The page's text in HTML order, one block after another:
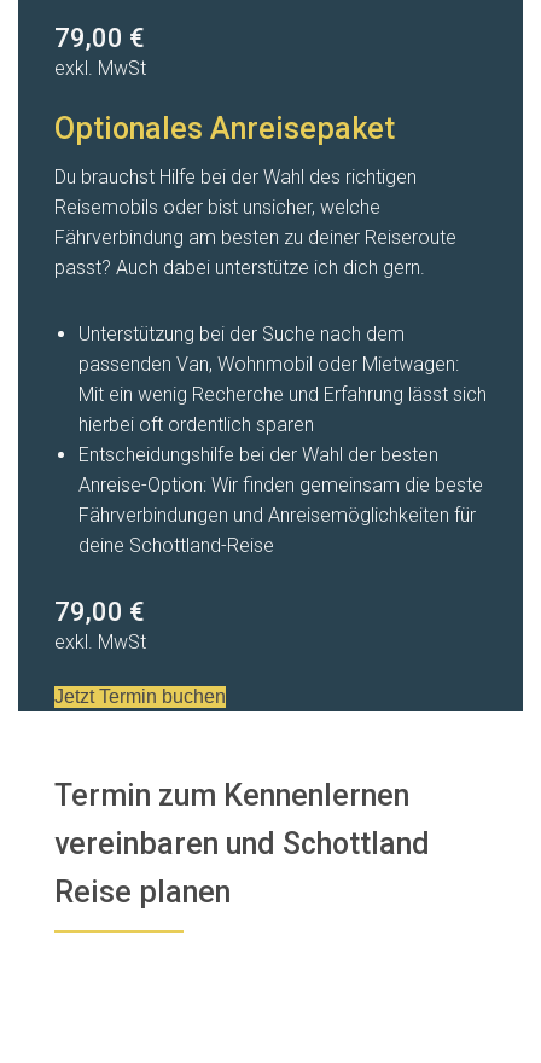
79,00 €
exkl. MwSt
Optionales Anreisepaket
Du brauchst Hilfe bei der Wahl des richtigen
Reisemobils oder bist unsicher, welche
Fährverbindung am besten zu deiner Reiseroute
passt? Auch dabei unterstütze ich dich gern.
Unterstützung bei der Suche nach dem
passenden Van, Wohnmobil oder Mietwagen:
Mit ein wenig Recherche und Erfahrung lässt sich
hierbei oft ordentlich sparen
Entscheidungshilfe bei der Wahl der besten
Anreise-Option: Wir finden gemeinsam die beste
Fährverbindungen und Anreisemöglichkeiten für
deine Schottland-Reise
79,00 €
exkl. MwSt
Jetzt Termin buchen
Termin zum Kennenlernen
vereinbaren und Schottland
Reise planen